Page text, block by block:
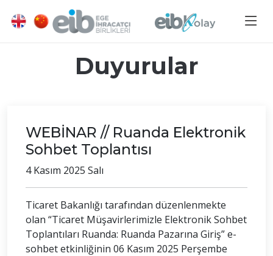
Duyurular
WEBİNAR // Ruanda Elektronik
Sohbet Toplantısı
4 Kasım 2025 Salı
Ticaret Bakanlığı tarafından düzenlenmekte
olan “Ticaret Müşavirlerimizle Elektronik Sohbet
Toplantıları Ruanda: Ruanda Pazarına Giriş” e-
sohbet etkinliğinin 06 Kasım 2025 Perşembe